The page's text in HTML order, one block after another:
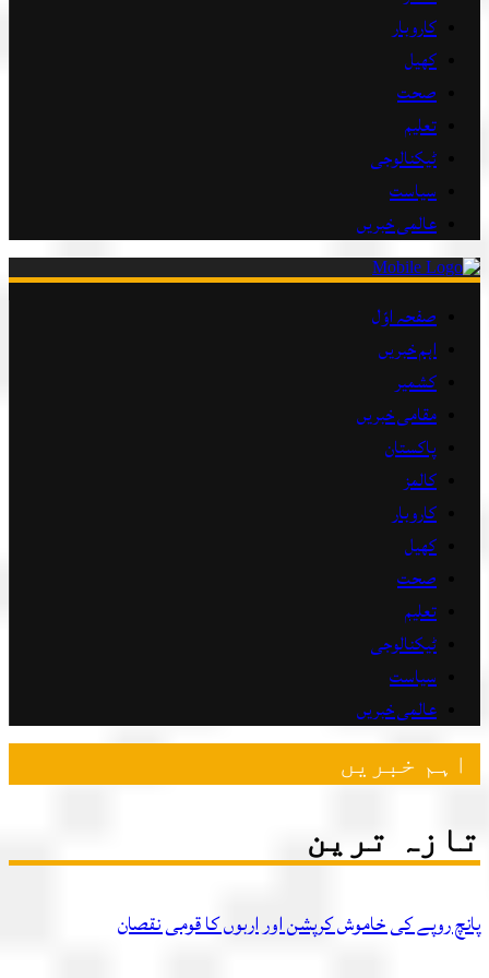
کاروبار
کھیل
صحت
تعلیم
ٹیکنالوجی
سیاست
عالمی خبریں
صفحہ اوّل
اہم خبریں
کشمیر
مقامی خبریں
پاکستان
کالمز
کاروبار
کھیل
صحت
تعلیم
ٹیکنالوجی
سیاست
عالمی خبریں
خبریں
ترین
روپے کی خاموش کرپشن اور اربوں کا قومی نقصان